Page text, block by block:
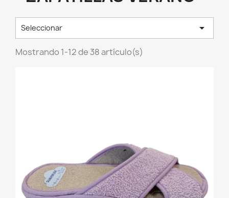
Seleccionar 
Mostrando 1-12 de 38 artículo(s)